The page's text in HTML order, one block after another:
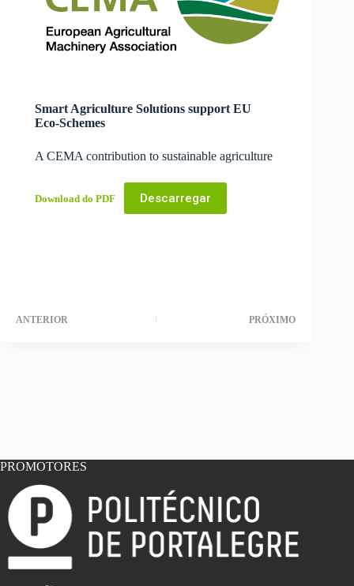
Smart Agriculture Solutions support EU
Eco-Schemes
A CEMA contribution to sustainable agriculture
Download do PDF Descarregar
ANTERIOR PRÓXIMO
PROMOTORES